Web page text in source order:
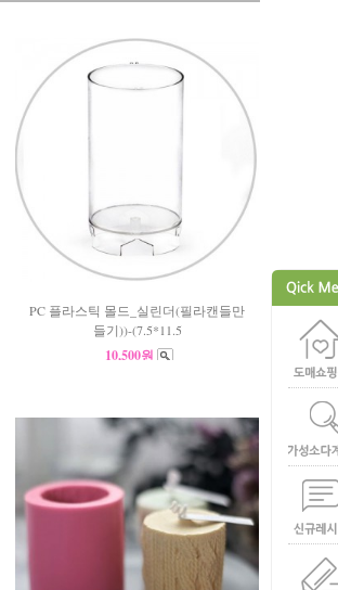
PC 플라스틱 몰드_실린더(필라캔들만
들기))-(7.5*11.5
10,500원